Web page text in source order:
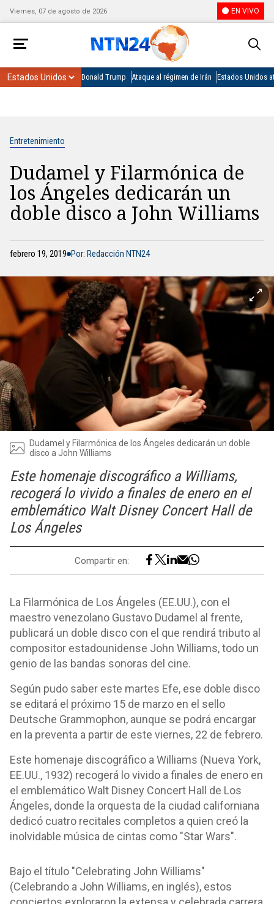
Viernes, 07 de agosto de 2026 EN VIVO
Donald Trump Ataque al régimen de Irán Estados Unidos
Entretenimiento
Dudamel y Filarmónica de
los Ángeles dedicarán un
doble disco a John Williams
febrero 19, 2019 Por: Redacción NTN24
Dudamel y Filarmónica de los Ángeles dedicarán un doble
disco a John Williams
Este homenaje discográfico a Williams,
recogerá lo vivido a finales de enero en el
emblemático Walt Disney Concert Hall de
Los Ángeles
Compartir en:
La Filarmónica de Los Ángeles (EE.UU.), con el
maestro venezolano Gustavo Dudamel al frente,
publicará un doble disco con el que rendirá tributo al
compositor estadounidense John Williams, todo un
genio de las bandas sonoras del cine.
Según pudo saber este martes Efe, ese doble disco
se editará el próximo 15 de marzo en el sello
Deutsche Grammophon, aunque se podrá encargar
en la preventa a partir de este viernes, 22 de febrero.
Este homenaje discográfico a Williams (Nueva York,
EE.UU., 1932) recogerá lo vivido a finales de enero en
el emblemático Walt Disney Concert Hall de Los
Ángeles, donde la orquesta de la ciudad californiana
dedicó cuatro recitales completos a quien creó la
inolvidable música de cintas como "Star Wars".
Bajo el título "Celebrating John Williams"
(Celebrando a John Williams, en inglés), estos